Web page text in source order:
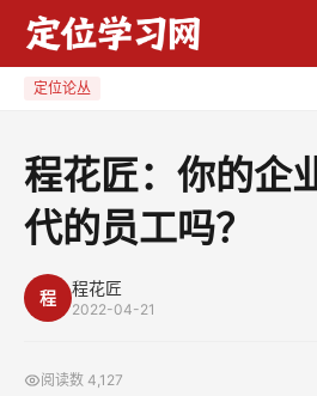
匠：定位论丛
程花匠：你的企
代的员工吗？
程 程花匠
2022-04-21
阅读数 4,127